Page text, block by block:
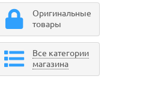
Оригинальные
товары
Все категории
магазина